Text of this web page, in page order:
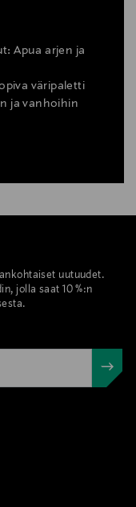
Apua arjen ja
väripaletti
ja vanhoihin
uutuudet.
jolla saat 10 %:n